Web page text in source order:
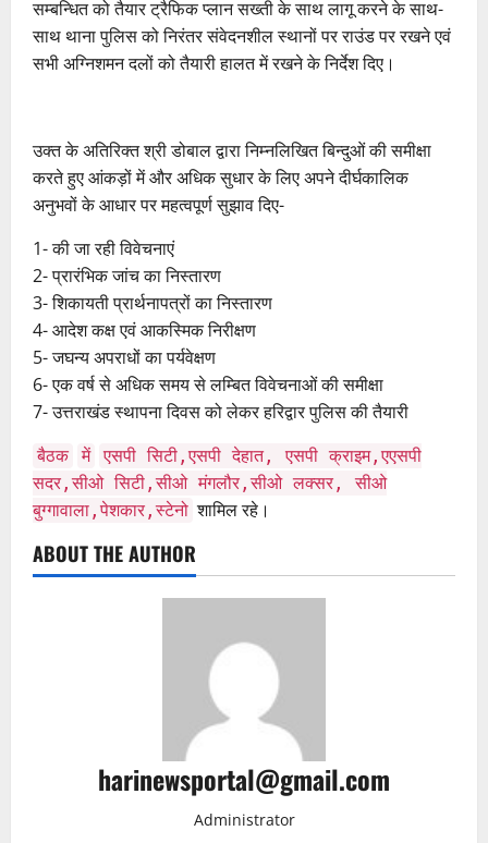
सम्बन्धित को तैयार ट्रैफिक प्लान सख्ती के साथ लागू करने के साथ-
साथ थाना पुलिस को निरंतर संवेदनशील स्थानों पर राउंड पर रखने एवं
सभी अग्निशमन दलों को तैयारी हालत में रखने के निर्देश दिए।
उक्त के अतिरिक्त श्री डोबाल द्वारा निम्नलिखित बिन्दुओं की समीक्षा
करते हुए आंकड़ों में और अधिक सुधार के लिए अपने दीर्घकालिक
अनुभवों के आधार पर महत्वपूर्ण सुझाव दिए-
1- की जा रही विवेचनाएं
2- प्रारंभिक जांच का निस्तारण
3- शिकायती प्रार्थनापत्रों का निस्तारण
4- आदेश कक्ष एवं आकस्मिक निरीक्षण
5- जघन्य अपराधों का पर्यवेक्षण
6- एक वर्ष से अधिक समय से लम्बित विवेचनाओं की समीक्षा
7- उत्तराखंड स्थापना दिवस को लेकर हरिद्वार पुलिस की तैयारी
बैठक में
एसपी सिटी,एसपी देहात, एसपी क्राइम,एएसपी
सदर,सीओ सिटी,सीओ मंगलौर,सीओ लक्सर, सीओ
बुग्गावाला,पेशकार,स्टेनो शामिल रहे।
ABOUT THE AUTHOR
harinewsportal@gmail.com
Administrator